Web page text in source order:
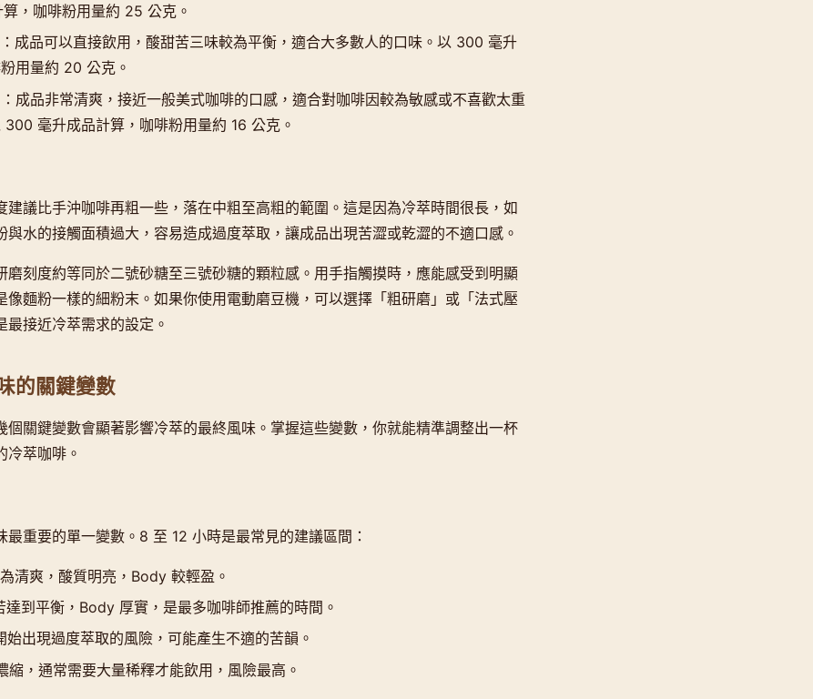
，咖啡粉用量約 25 公克。
：成品可以直接飲用，酸甜苦三味較為平衡，適合大多數人的口味。以 300 毫升
用量約 20 公克。
：成品非常清爽，接近一般美式咖啡的口感，適合對咖啡因較為敏感或不喜歡太重
300 毫升成品計算，咖啡粉用量約 16 公克。
建議比手沖咖啡再粗一些，落在中粗至高粗的範圍。這是因為冷萃時間很長，如
與水的接觸面積過大，容易造成過度萃取，讓成品出現苦澀或乾澀的不適口感。
磨刻度約等同於二號砂糖至三號砂糖的顆粒感。用手指觸摸時，應能感受到明顯
像麵粉一樣的細粉末。如果你使用電動磨豆機，可以選擇「粗研磨」或「法式壓
最接近冷萃需求的設定。
的關鍵變數
個關鍵變數會顯著影響冷萃的最終風味。掌握這些變數，你就能精準調整出一杯
冷萃咖啡。
最重要的單一變數。8 至 12 小時是最常見的建議區間：
為清爽，酸質明亮，Body 較輕盈。
達到平衡，Body 厚實，是最多咖啡師推薦的時間。
始出現過度萃取的風險，可能產生不適的苦韻。
縮，通常需要大量稀釋才能飲用，風險最高。